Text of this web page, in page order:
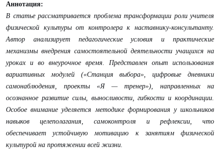
Аннотация:
В статье рассматривается проблема трансформации роли учителя
физической культуры от контролера к наставнику-консультанту.
Автор анализирует педагогические условия и практические
механизмы внедрения самостоятельной деятельности учащихся на
уроках и во внеурочное время. Представлен опыт использования
вариативных модулей («Станция выбора», цифровые дневники
самонаблюдения, проекты «Я — тренер»), направленных на
осознанное развитие силы, выносливости, гибкости и координации.
Особое внимание уделяется методике формирования у школьников
навыков целеполагания, самоконтроля и рефлексии, что
обеспечивает устойчивую мотивацию к занятиям физической
культурой на протяжении всей жизни.